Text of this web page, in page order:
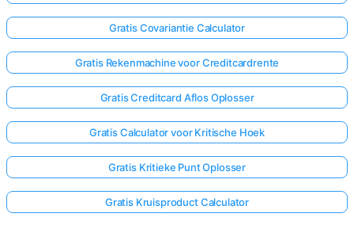
Gratis Covariantie Calculator
Gratis Rekenmachine voor Creditcardrente
Gratis Creditcard Aflos Oplosser
Gratis Calculator voor Kritische Hoek
Gratis Kritieke Punt Oplosser
Gratis Kruisproduct Calculator